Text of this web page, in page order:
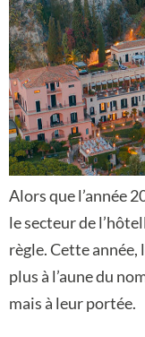
Alors que l’année
le secteur de
règle. Cette année,
plus à l’aune du
mais à leur portée.